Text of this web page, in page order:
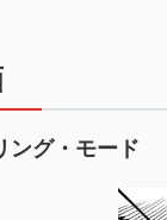
ング・モード